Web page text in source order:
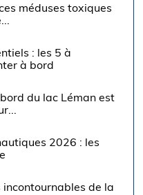
méduses toxiques
: les 5 à
à bord
du lac Léman est
2026 : les
de la